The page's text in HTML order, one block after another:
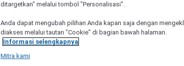
ditargetkan" melalui tombol "Personalisasi".
Anda dapat mengubah pilihan Anda kapan saja dengan
diakses melalui tautan "Cookie" di bagian bawah halaman.
Informasi selengkapnya
Mitra kami